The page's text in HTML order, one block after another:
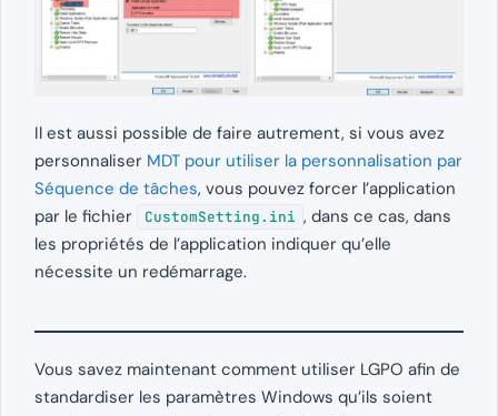
Il est aussi possible de faire autrement, si vous avez
personnaliser MDT pour utiliser la personnalisation par
Séquence de tâches, vous pouvez forcer l’application
par le fichier
CustomSetting.ini , dans ce cas, dans
les propriétés de l’application indiquer qu’elle
nécessite un redémarrage.
Vous savez maintenant comment utiliser LGPO afin de
standardiser les paramètres Windows qu’ils soient